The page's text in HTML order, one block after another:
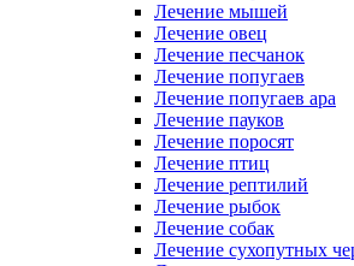
Лечение мышей
Лечение овец
Лечение песчанок
Лечение попугаев
Лечение попугаев ара
Лечение пауков
Лечение поросят
Лечение птиц
Лечение рептилий
Лечение рыбок
Лечение собак
Лечение сухопутных